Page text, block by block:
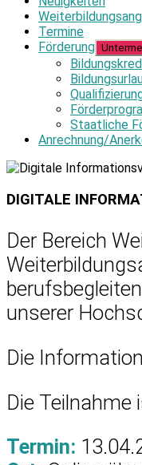
Termine
Förderung
Staatliche
Anrechnung/
DIGITALE
Der Bereich
unserer
Die
Die Teilnahme
Termin: